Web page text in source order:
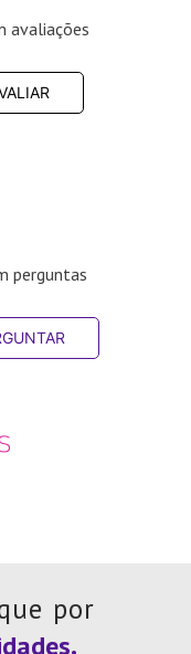
avaliações
perguntas
por